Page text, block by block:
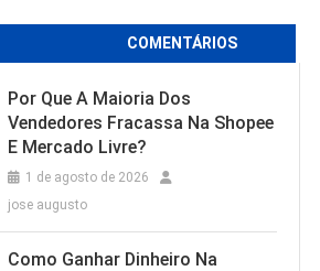
COMENTÁRIOS
Por Que A Maioria Dos
Vendedores Fracassa Na Shopee
E Mercado Livre?
1 de agosto de 2026
jose augusto
Como Ganhar Dinheiro Na